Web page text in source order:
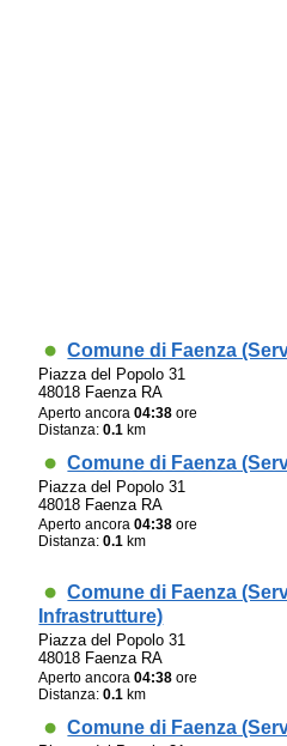
Comune di Faenza
Piazza del Popolo 31
48018 Faenza RA
Aperto ancora04:38 ore
Distanza:0.1 km
Comune di Faenza
Piazza del Popolo 31
48018 Faenza RA
Aperto ancora04:38 ore
Distanza:0.1 km
Comune di Faenza
Infrastrutture)
Piazza del Popolo 31
48018 Faenza RA
Aperto ancora04:38 ore
Distanza:0.1 km
Comune di Faenza